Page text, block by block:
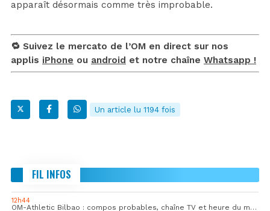
apparaît désormais comme très improbable.
🔁 Suivez le mercato de l’OM en direct sur nos
applis iPhone ou android et notre chaîne Whatsapp !
Un article lu 1194 fois
FIL INFOS
12h44
OM-Athletic Bilbao : compos probables, chaîne TV et heure du match